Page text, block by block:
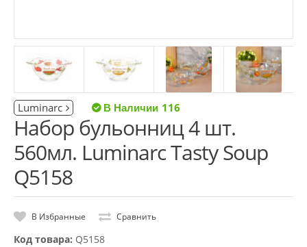
Luminarc 116
Набор бульонниц 4 шт.
560мл. Luminarc Tasty Soup
Q5158
В Избранные Сравнить
Код товара: Q5158